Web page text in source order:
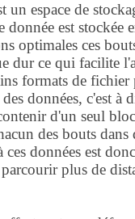
espace de
donnée est stockée
optimales ces
dur ce qui facilite
formats de fichier
données, c'est à
d'un seul
des bouts
ces données est
plus de